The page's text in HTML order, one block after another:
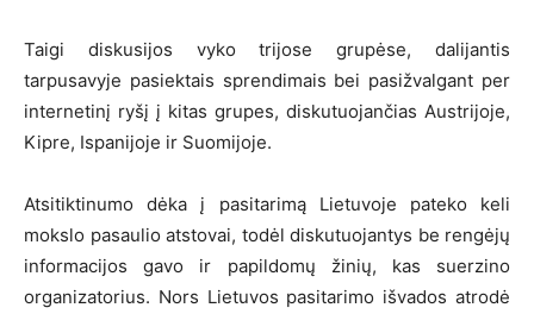
Taigi diskusijos vyko trijose grupėse, dalijantis
tarpusavyje pasiektais sprendimais bei pasižvalgant per
internetinį ryšį į kitas grupes, diskutuojančias Austrijoje,
Kipre, Ispanijoje ir Suomijoje.
Atsitiktinumo dėka į pasitarimą Lietuvoje pateko keli
mokslo pasaulio atstovai, todėl diskutuojantys be rengėjų
informacijos gavo ir papildomų žinių, kas suerzino
organizatorius. Nors Lietuvos pasitarimo išvados atrodė